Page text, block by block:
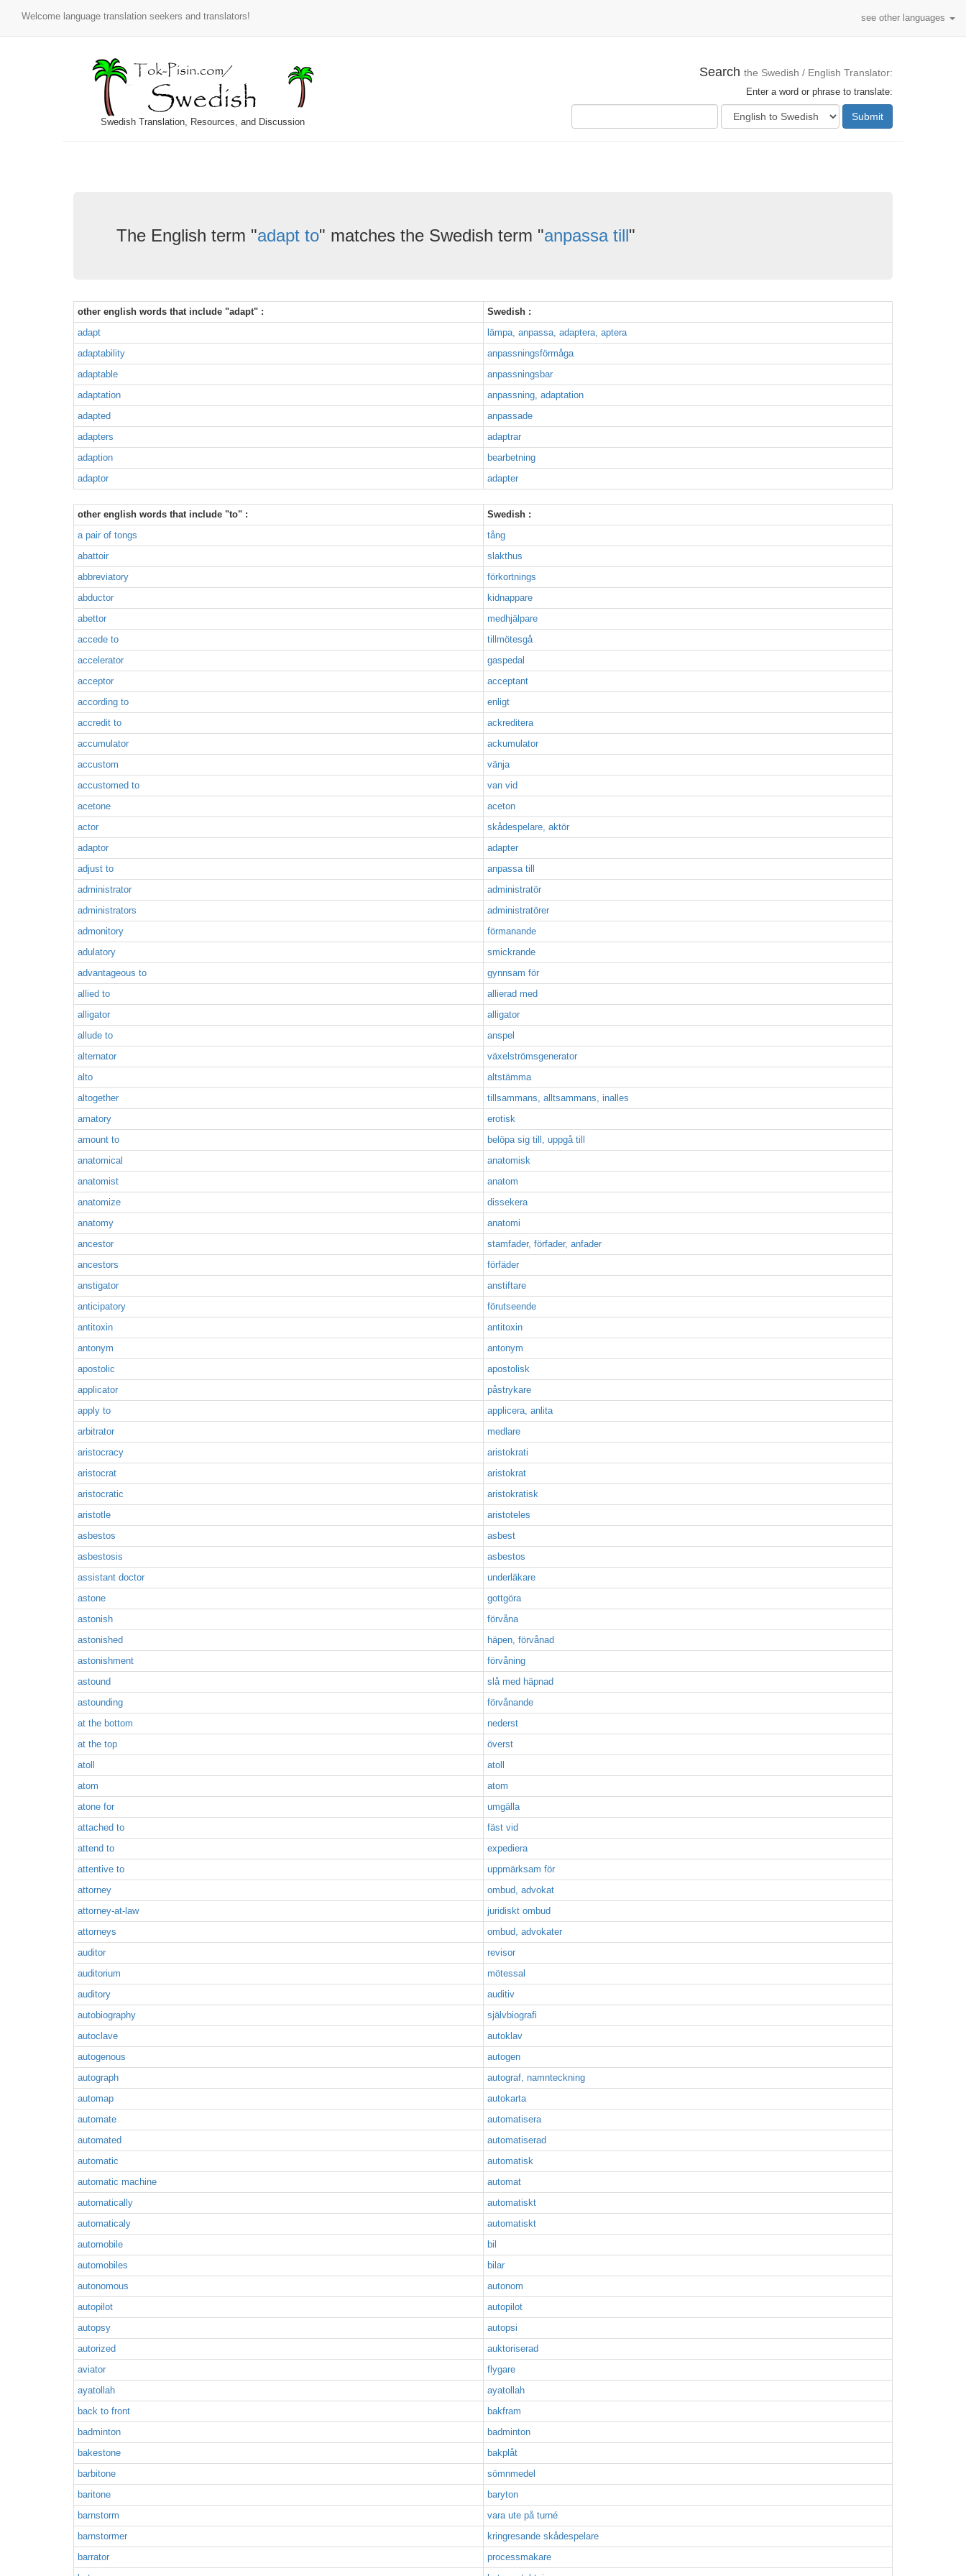
Welcome language translation seekers and translators! see other languages
Swedish Translation, Resources, and Discussion
Search the Swedish / English Translator:
Enter a word or phrase to translate:
Submit
The English term "adapt to" matches the Swedish term "anpassa till"
other english words that include "adapt" :
Swedish :
adapt
lämpa, anpassa, adaptera, aptera
adaptability
anpassningsförmåga
adaptable
anpassningsbar
adaptation
anpassning, adaptation
adapted
anpassade
adapters
adaptrar
adaption
bearbetning
adaptor
adapter
other english words that include "to" :
Swedish :
a pair of tongs
tång
abattoir
slakthus
abbreviatory
förkortnings
abductor
kidnappare
abettor
medhjälpare
accede to
tillmötesgå
accelerator
gaspedal
acceptor
acceptant
according to
enligt
accredit to
ackreditera
accumulator
ackumulator
accustom
vänja
accustomed to
van vid
acetone
aceton
actor
skådespelare, aktör
adaptor
adapter
adjust to
anpassa till
administrator
administratör
administrators
administratörer
admonitory
förmanande
adulatory
smickrande
advantageous to
gynnsam för
allied to
allierad med
alligator
alligator
allude to
anspel
alternator
växelströmsgenerator
alto
altstämma
altogether
tillsammans, alltsammans, inalles
amatory
erotisk
amount to
belöpa sig till, uppgå till
anatomical
anatomisk
anatomist
anatom
anatomize
dissekera
anatomy
anatomi
ancestor
stamfader, förfader, anfader
ancestors
förfäder
anstigator
anstiftare
anticipatory
förutseende
antitoxin
antitoxin
antonym
antonym
apostolic
apostolisk
applicator
påstrykare
apply to
applicera, anlita
arbitrator
medlare
aristocracy
aristokrati
aristocrat
aristokrat
aristocratic
aristokratisk
aristotle
aristoteles
asbestos
asbest
asbestosis
asbestos
assistant doctor
underläkare
astone
gottgöra
astonish
förvåna
astonished
häpen, förvånad
astonishment
förvåning
astound
slå med häpnad
astounding
förvånande
at the bottom
nederst
at the top
överst
atoll
atoll
atom
atom
atone for
umgälla
attached to
fäst vid
attend to
expediera
attentive to
uppmärksam för
attorney
ombud, advokat
attorney-at-law
juridiskt ombud
attorneys
ombud, advokater
auditor
revisor
auditorium
mötessal
auditory
auditiv
autobiography
självbiografi
autoclave
autoklav
autogenous
autogen
autograph
autograf, namnteckning
automap
autokarta
automate
automatisera
automated
automatiserad
automatic
automatisk
automatic machine
automat
automatically
automatiskt
automaticaly
automatiskt
automobile
bil
automobiles
bilar
autonomous
autonom
autopilot
autopilot
autopsy
autopsi
autorized
auktoriserad
aviator
flygare
ayatollah
ayatollah
back to front
bakfram
badminton
badminton
bakestone
bakplåt
barbitone
sömnmedel
baritone
baryton
barnstorm
vara ute på turné
barnstormer
kringresande skådespelare
barrator
processmakare